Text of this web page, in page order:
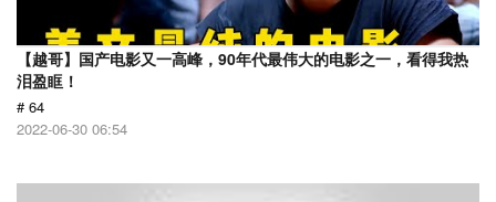
【越哥】国产电影又一高峰，90年代最伟大的电影之一，看得我热
泪盈眶！
# 64
2022-06-30 06:54